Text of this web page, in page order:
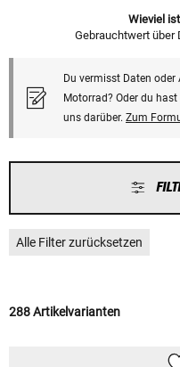
Wieviel
Gebrauchtwert über
Du vermisst Daten
Motorrad? Oder du
uns darüber. Zum
Alle Filter zurücksetzen
288 Artikelvarianten